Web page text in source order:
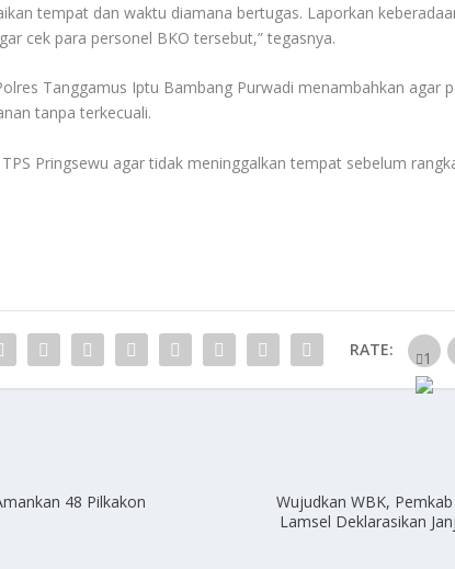
tempat dan waktu diamana bertugas. Laporkan
cek para personel BKO tersebut,” tegasnya.
Tanggamus Iptu Bambang Purwadi menambahkan agar
tanpa terkecuali.
Pringsewu agar tidak meninggalkan tempat sebelum
RATE:
48 Pilkakon
Wujudkan WBK,
Lamsel Deklarasikan